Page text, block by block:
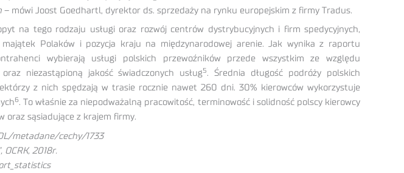
– mówi Joost Goedhartl, dyrektor ds. sprzedaży na rynku europejskim z firmy Tradus.
na tego rodzaju usługi oraz rozwój centrów dystrybucyjnych i firm spedycyjnych,
Polaków i pozycja kraju na międzynarodowej arenie. Jak wynika z raportu
wybierają usługi polskich przewoźników przede wszystkim ze względu
niezastąpioną jakość świadczonych usług5. Średnia długość podróży polskich
z nich spędzają w trasie rocznie nawet 260 dni. 30% kierowców wykorzystuje
6. To właśnie za niepodważalną pracowitość, terminowość i solidność polscy kierowcy
oraz sąsiadujące z krajem firmy.
metadane/cechy/1733
OCRK, 2018r.